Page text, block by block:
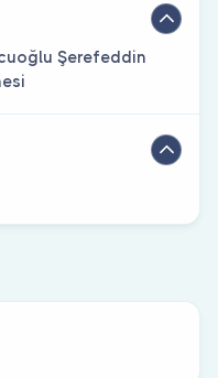
Şerefeddin